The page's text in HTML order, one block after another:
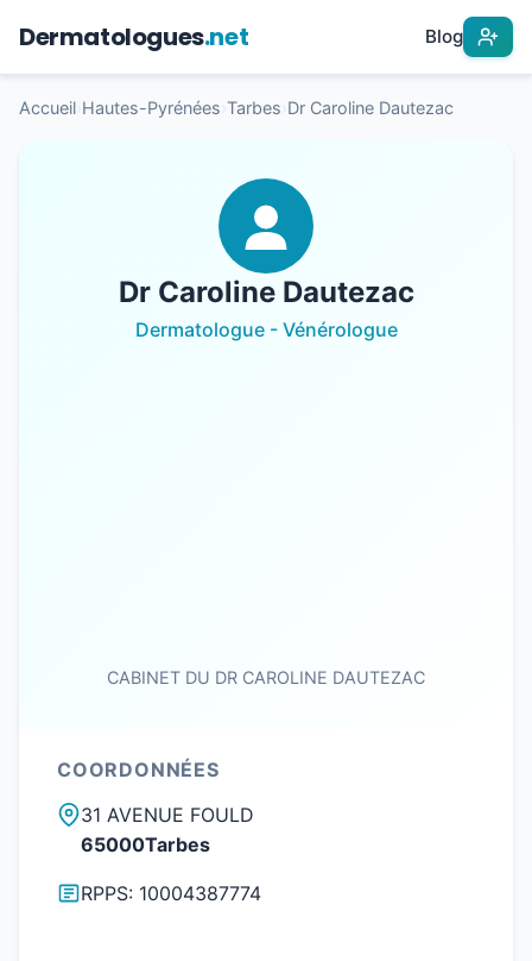
Dermatologues.net Blog
Accueil Hautes-Pyrénées Tarbes Dr Caroline Dautezac
Dr Caroline Dautezac
Dermatologue - Vénérologue
CABINET DU DR CAROLINE DAUTEZAC
COORDONNÉES
31 AVENUE FOULD
65000Tarbes
RPPS: 10004387774